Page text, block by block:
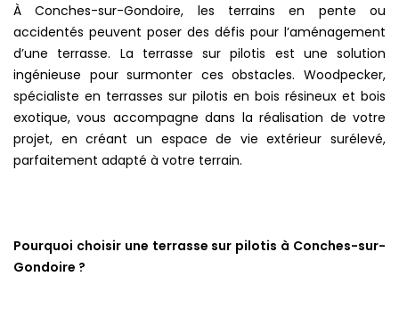
À Conches-sur-Gondoire, les terrains en pente ou
accidentés peuvent poser des défis pour l’aménagement
d’une terrasse. La terrasse sur pilotis est une solution
ingénieuse pour surmonter ces obstacles. Woodpecker,
spécialiste en terrasses sur pilotis en bois résineux et bois
exotique, vous accompagne dans la réalisation de votre
projet, en créant un espace de vie extérieur surélevé,
parfaitement adapté à votre terrain.
Pourquoi choisir une terrasse sur pilotis à Conches-sur-
Gondoire ?